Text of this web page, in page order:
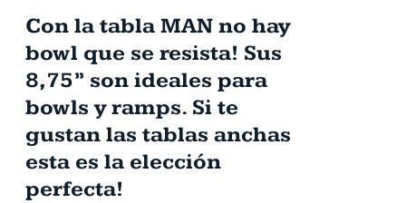
Con la tabla MAN no hay
bowl que se resista! Sus
8,75” son ideales para
bowls y ramps. Si te
gustan las tablas anchas
esta es la elección
perfecta!